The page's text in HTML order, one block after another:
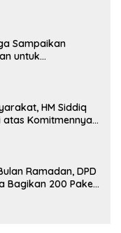
Sampaikan
untuk
HM Siddiq
atas Komitmennya
Ramadan, DPD
Bagikan 200 Paket